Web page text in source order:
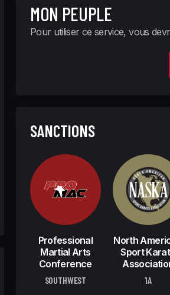
MON PEUPLE
Pour utiliser ce service, vous
SANCTIONS
Professional
Martial Arts
Conference
SOUTHWEST
North
Sport
1A